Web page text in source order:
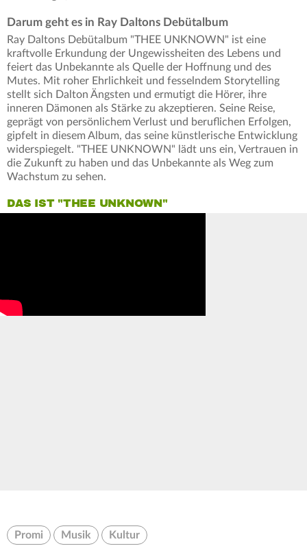
Darum geht es in Ray Daltons Debütalbum
Ray Daltons Debütalbum "THEE UNKNOWN" ist eine
kraftvolle Erkundung der Ungewissheiten des Lebens und
feiert das Unbekannte als Quelle der Hoffnung und des
Mutes. Mit roher Ehrlichkeit und fesselndem Storytelling
stellt sich Dalton Ängsten und ermutigt die Hörer, ihre
inneren Dämonen als Stärke zu akzeptieren. Seine Reise,
geprägt von persönlichem Verlust und beruflichen Erfolgen,
gipfelt in diesem Album, das seine künstlerische Entwicklung
widerspiegelt. "THEE UNKNOWN" lädt uns ein, Vertrauen in
die Zukunft zu haben und das Unbekannte als Weg zum
Wachstum zu sehen.
DAS IST "THEE UNKNOWN"
Promi Musik Kultur